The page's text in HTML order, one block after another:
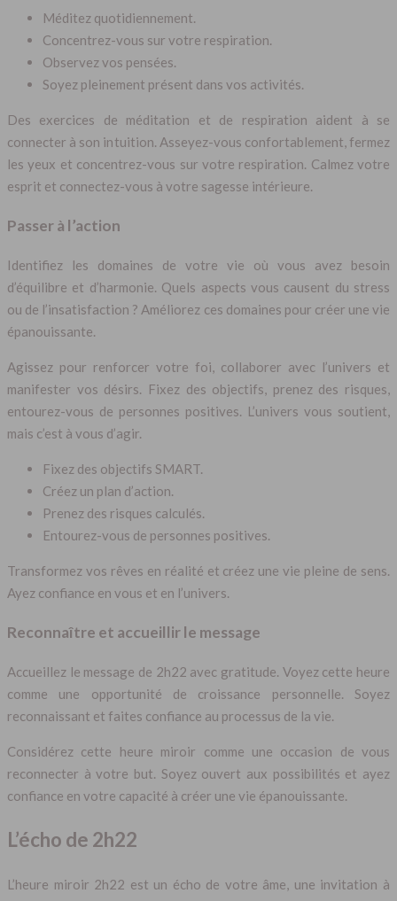
Méditez quotidiennement.
Concentrez-vous sur votre respiration.
Observez vos pensées.
Soyez pleinement présent dans vos activités.
Des exercices de méditation et de respiration aident à se
connecter à son intuition. Asseyez-vous confortablement, fermez
les yeux et concentrez-vous sur votre respiration. Calmez votre
esprit et connectez-vous à votre sagesse intérieure.
Passer à l’action
Identifiez les domaines de votre vie où vous avez besoin
d’équilibre et d’harmonie. Quels aspects vous causent du stress
ou de l’insatisfaction ? Améliorez ces domaines pour créer une vie
épanouissante.
Agissez pour renforcer votre foi, collaborer avec l’univers et
manifester vos désirs. Fixez des objectifs, prenez des risques,
entourez-vous de personnes positives. L’univers vous soutient,
mais c’est à vous d’agir.
Fixez des objectifs SMART.
Créez un plan d’action.
Prenez des risques calculés.
Entourez-vous de personnes positives.
Transformez vos rêves en réalité et créez une vie pleine de sens.
Ayez confiance en vous et en l’univers.
Reconnaître et accueillir le message
Accueillez le message de 2h22 avec gratitude. Voyez cette heure
comme une opportunité de croissance personnelle. Soyez
reconnaissant et faites confiance au processus de la vie.
Considérez cette heure miroir comme une occasion de vous
reconnecter à votre but. Soyez ouvert aux possibilités et ayez
confiance en votre capacité à créer une vie épanouissante.
L’écho de 2h22
L’heure miroir 2h22 est un écho de votre âme, une invitation à